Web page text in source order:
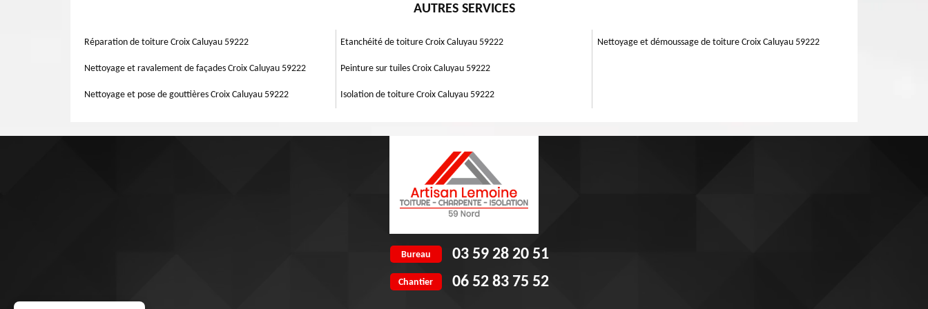
prendre soin et entretenir votre toiture. Grâce à nos services, vous pouvez profiter d’un travail bien fait. Outre la qualité de
différentes zingueries de votre maison. Pour toutes informations et renseignements concernant votre besoin, notre équipe se
AUTRES SERVICES
Réparation de toiture Croix Caluyau 59222
Nettoyage et ravalement de façades Croix Caluyau 59222
Nettoyage et pose de gouttières Croix Caluyau 59222
Etanchéité de toiture Croix Caluyau 59222
Peinture sur tuiles Croix Caluyau 59222
Isolation de toiture Croix Caluyau 59222
Nettoyage et démoussage de toiture Croix Caluyau 59222
Bureau 03 59 28 20 51
Chantier 06 52 83 75 52